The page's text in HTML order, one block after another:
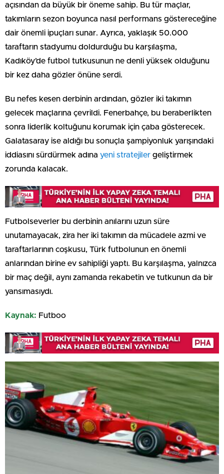
açısından da büyük bir öneme sahip. Bu tür maçlar,
takımların sezon boyunca nasıl performans göstereceğine
dair önemli ipuçları sunar. Ayrıca, yaklaşık 50.000
taraftarın stadyumu doldurduğu bu karşılaşma,
Kadıköy’de futbol tutkusunun ne denli yüksek olduğunu
bir kez daha gözler önüne serdi.
Bu nefes kesen derbinin ardından, gözler iki takımın
gelecek maçlarına çevrildi. Fenerbahçe, bu beraberlikten
sonra liderlik koltuğunu korumak için çaba gösterecek.
Galatasaray ise aldığı bu sonuçla şampiyonluk yarışındaki
iddiasını sürdürmek adına yeni stratejiler geliştirmek
zorunda kalacak.
Futbolseverler bu derbinin anılarını uzun süre
unutamayacak, zira her iki takımın da mücadele azmi ve
taraftarlarının coşkusu, Türk futbolunun en önemli
anlarından birine ev sahipliği yaptı. Bu karşılaşma, yalnızca
bir maç değil, aynı zamanda rekabetin ve tutkunun da bir
yansımasıydı.
Kaynak: Futboo